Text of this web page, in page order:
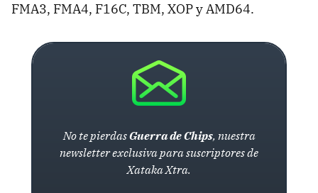
FMA3, FMA4, F16C, TBM, XOP y AMD64.
No te pierdasGuerra de Chips, nuestra
newsletter exclusiva para suscriptores de
Xataka Xtra.